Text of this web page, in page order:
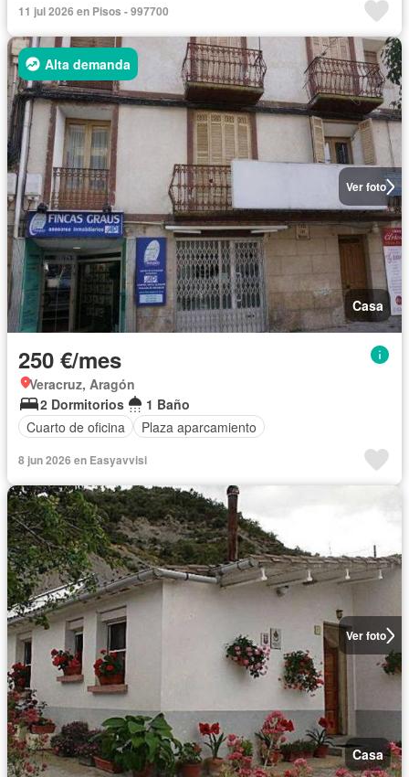
11 jul 2026 en Pisos - 997700
Ver foto
Alta demanda
Casa
250 €/mes
Veracruz, Aragón
2 Dormitorios
1 Baño
Cuarto de oficina
Plaza aparcamiento
8 jun 2026 en Easyavvisi
Ver foto
Casa